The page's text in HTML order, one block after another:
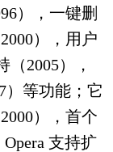
），一键删
），用户
（2005），
）等功能；它
），首个
支持扩